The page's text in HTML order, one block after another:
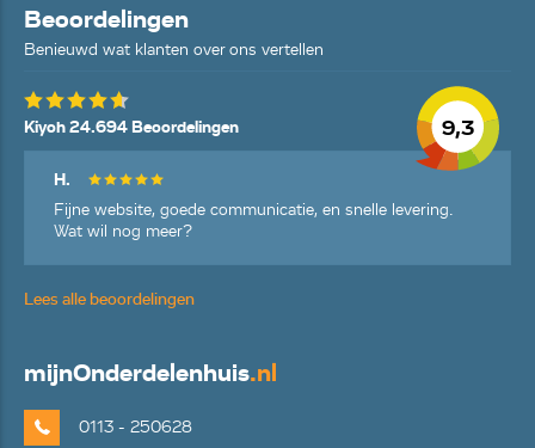
Beoordelingen
Benieuwd wat klanten over ons vertellen
9,3
Kiyoh 24.694 Beoordelingen
H.
Fijne website, goede communicatie, en snelle levering.
Wat wil nog meer?
Lees alle beoordelingen
mijnOnderdelenhuis.nl
0113 - 250628